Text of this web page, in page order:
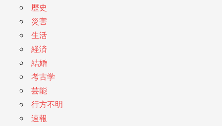
歴史
災害
生活
経済
結婚
考古学
芸能
行方不明
速報